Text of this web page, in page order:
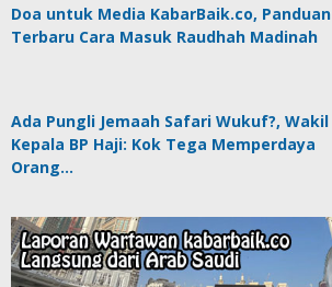
Doa untuk Media KabarBaik.co, Panduan
Terbaru Cara Masuk Raudhah Madinah
Ada Pungli Jemaah Safari Wukuf?, Wakil
Kepala BP Haji: Kok Tega Memperdaya
Orang…